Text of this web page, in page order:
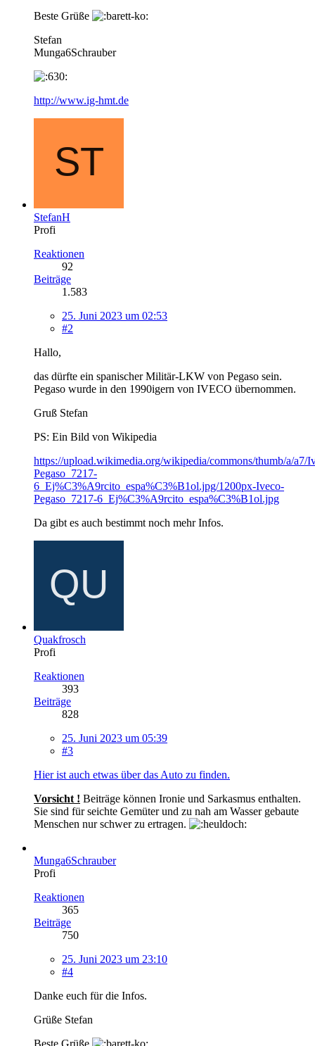
Beste Grüße
Stefan
Munga6Schrauber
http://www.ig-hmt.de
StefanH
Profi
Reaktionen
92
Beiträge
1.583
25. Juni 2023 um 02:53
#2
Hallo,
das dürfte ein spanischer Militär-LKW von Pegaso sein.
Pegaso wurde in den 1990igern von IVECO übernommen.
Gruß Stefan
PS: Ein Bild von Wikipedia
https://upload.wikimedia.org/wikipedia/commons/thumb/a/a7/
Pegaso_7217-
6_Ej%C3%A9rcito_espa%C3%B1ol.jpg/1200px-Iveco-
Pegaso_7217-6_Ej%C3%A9rcito_espa%C3%B1ol.jpg
Da gibt es auch bestimmt noch mehr Infos.
Quakfrosch
Profi
Reaktionen
393
Beiträge
828
25. Juni 2023 um 05:39
#3
Hier ist auch etwas über das Auto zu finden.
Vorsicht ! Beiträge können Ironie und Sarkasmus enthalten.
Sie sind für seichte Gemüter und zu nah am Wasser gebaute
Menschen nur schwer zu ertragen.
Munga6Schrauber
Profi
Reaktionen
365
Beiträge
750
25. Juni 2023 um 23:10
#4
Danke euch für die Infos.
Grüße Stefan
Beste Grüße